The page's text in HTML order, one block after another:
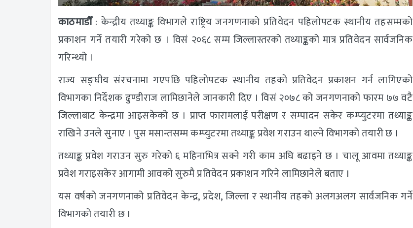
काठमाडौँ: केन्द्रीय तथ्याङ्क विभागले राष्ट्रिय जनगणनाको प्रतिवेदन पहिलोपटक स्थानीय तहसम्मको
प्रकाशन गर्ने तयारी गरेको छ । विसं २०६८ सम्म जिल्लास्तरको तथ्याङ्कको मात्र प्रतिवेदन सार्वजनिक
गरिन्थ्यो ।
राज्य सङ्घीय संरचनामा गएपछि पहिलोपटक स्थानीय तहको प्रतिवेदन प्रकाशन गर्न लागिएको
विभागका निर्देशक ढुण्डीराज लामिछानेले जानकारी दिए । विसं २०७८ को जनगणनाको फारम ७७ वटै
जिल्लाबाट केन्द्रमा आइसकेको छ । प्राप्त फारामलाई परीक्षण र सम्पादन सकेर कम्प्युटरमा तथ्याङ्क
राखिने उनले सुनाए । पुस मसान्तसम्म कम्प्युटरमा तथ्याङ्क प्रवेश गराउन थाल्ने विभागको तयारी छ ।
तथ्याङ्क प्रवेश गराउन सुरु गरेको ६ महिनाभित्र सक्ने गरी काम अघि बढाइने छ । चालू आवमा तथ्याङ्क
प्रवेश गराइसकेर आगामी आवको सुरुमै प्रतिवेदन प्रकाशन गरिने लामिछानेले बताए ।
यस वर्षको जनगणनाको प्रतिवेदन केन्द्र, प्रदेश, जिल्ला र स्थानीय तहको अलगअलग सार्वजनिक गर्ने
विभागको तयारी छ ।